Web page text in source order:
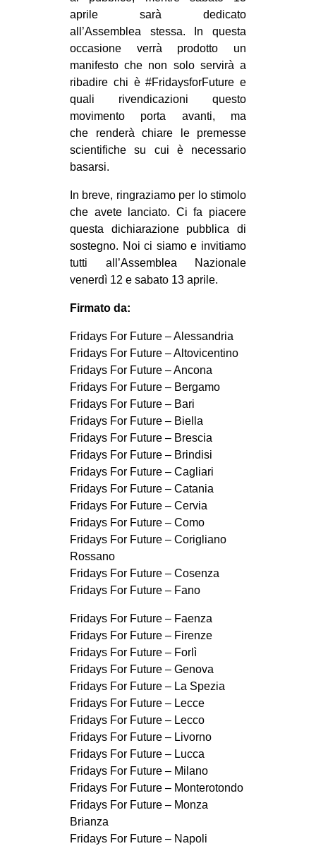
aprile sarà dedicato
all’Assemblea stessa. In questa
occasione verrà prodotto un
manifesto che non solo servirà a
ribadire chi è #FridaysforFuture e
quali rivendicazioni questo
movimento porta avanti, ma
che renderà chiare le premesse
scientifiche su cui è necessario
basarsi.
In breve, ringraziamo per lo stimolo
che avete lanciato. Ci fa piacere
questa dichiarazione pubblica di
sostegno. Noi ci siamo e invitiamo
tutti all’Assemblea Nazionale
venerdì 12 e sabato 13 aprile.
Firmato da:
Fridays For Future – Alessandria
Fridays For Future – Altovicentino
Fridays For Future – Ancona
Fridays For Future – Bergamo
Fridays For Future – Bari
Fridays For Future – Biella
Fridays For Future – Brescia
Fridays For Future – Brindisi
Fridays For Future – Cagliari
Fridays For Future – Catania
Fridays For Future – Cervia
Fridays For Future – Como
Fridays For Future – Corigliano
Rossano
Fridays For Future – Cosenza
Fridays For Future – Fano
Fridays For Future – Faenza
Fridays For Future – Firenze
Fridays For Future – Forlì
Fridays For Future – Genova
Fridays For Future – La Spezia
Fridays For Future – Lecce
Fridays For Future – Lecco
Fridays For Future – Livorno
Fridays For Future – Lucca
Fridays For Future – Milano
Fridays For Future – Monterotondo
Fridays For Future – Monza
Brianza
Fridays For Future – Napoli